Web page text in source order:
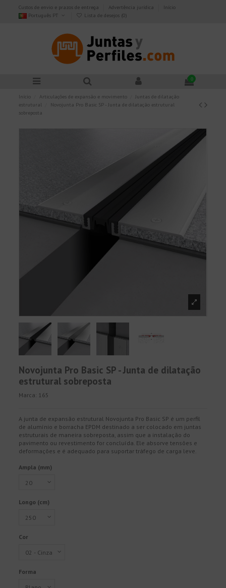
Custos de envio e prazos de entrega Advertência jurídica
Início
Português PT
Lista de desejos (0)
0
Início Articulações de expansão e movimento
Juntas de dilatação
estrutural
Novojunta Pro Basic SP - Junta de dilatação estrutural
sobreposta
Novojunta Pro Basic SP - Junta de dilatação
estrutural sobreposta
Marca: 165
A junta de expansão estrutural Novojunta Pro Basic SP é um perfil
de alumínio e borracha EPDM destinado a ser colocado em juntas
estruturais de maneira sobreposta, assim que a instalação do
pavimento ou revestimento for concluída. Ele absorve tensões e
deformações e é adequado para suportar tráfego de carga leve.
Ampla (mm)
Longo (cm)
Cor
Forma